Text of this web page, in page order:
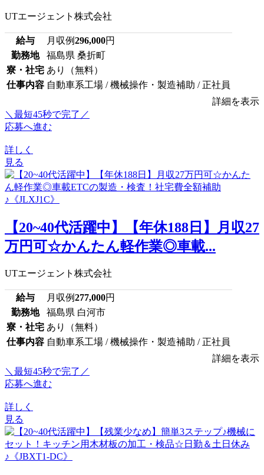
UTエージェント株式会社
給与 月収例296,000円
勤務地
福島県 桑折町
寮・社宅 あり（無料）
仕事内容 自動車系工場 / 機械操作・製造補助 / 正社員
詳細を表示
＼最短45秒で完了／
応募へ進む
詳しく
見る
【20~40代活躍中】【年休188日】月収27
万円可☆かんたん軽作業◎車載...
UTエージェント株式会社
給与 月収例277,000円
勤務地
福島県 白河市
寮・社宅 あり（無料）
仕事内容 自動車系工場 / 機械操作・製造補助 / 正社員
詳細を表示
＼最短45秒で完了／
応募へ進む
詳しく
見る